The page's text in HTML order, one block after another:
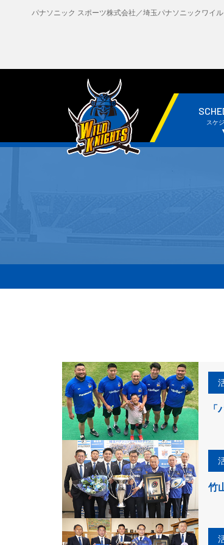
パナソニック スポーツ株式会社／埼玉パナソニックワイ
スケ
・試合日程・
・チームスケジ
竹